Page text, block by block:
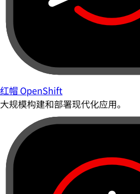
红帽 OpenShift
大规模构建和部署现代化应用。